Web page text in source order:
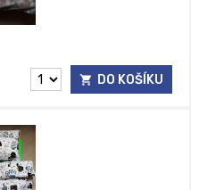
DO KOŠÍKU